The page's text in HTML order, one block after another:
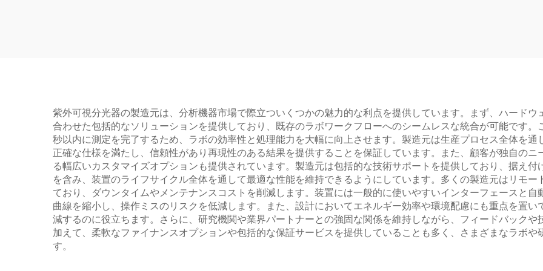
紫外可視分光器の製造元は、分析機器市場で際立ついくつかの魅力的な利点を提供しています。まず、ハード
合わせた包括的なソリューションを提供しており、既存のラボワークフローへのシームレスな統合が可能です
秒以内に測定を完了するため、ラボの効率性と処理能力を大幅に向上させます。製造元は生産プロセス全体を
正確な仕様を満たし、信頼性があり再現性のある結果を提供することを保証しています。また、顧客が独自の
る幅広いカスタマイズオプションも提供されています。製造元は包括的な技術サポートを提供しており、据え
を含み、装置のライフサイクル全体を通して最適な性能を維持できるようにしています。多くの製造元はリモ
ており、ダウンタイムやメンテナンスコストを削減します。装置には一般的に使いやすいインターフェースと
曲線を縮小し、操作ミスのリスクを低減します。また、設計においてエネルギー効率や環境配慮にも重点を置
減するのに役立ちます。さらに、研究機関や業界パートナーとの強固な関係を維持しながら、フィードバック
加えて、柔軟なファイナンスオプションや包括的な保証サービスを提供していることも多く、さまざまなラボ
す。